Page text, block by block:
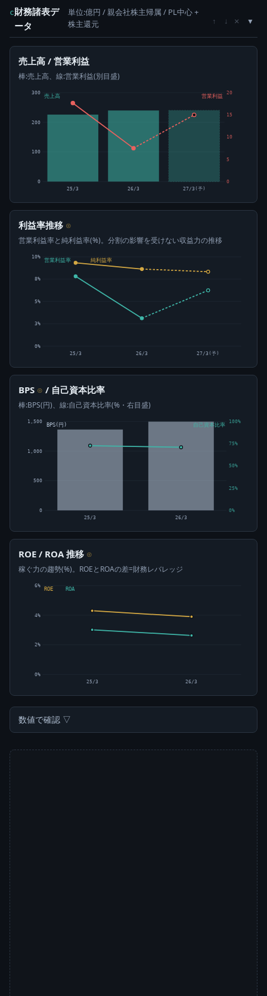
c財務諸表デ
ータ
単位:億円 / 親会社株主帰属 / PL中心 +
株主還元
↑ ↓ ×
売上高 / 営業利益
棒:売上高、線:営業利益(別目盛)
0
100
200
300
0
5
10
15
20
25/3 26/3 27/3(予)
売上高 営業利益
利益率推移 ⊙
営業利益率と純利益率(%)。分割の影響を受けない収益力の推移
0%
3%
5%
8%
10%
営業利益率 純利益率
25/3 26/3 27/3(予)
BPS ⊙ / 自己資本比率
棒:BPS(円)、線:自己資本比率(%・右目盛)
0
500
1,000
1,500
0%
25%
50%
75%
100%
25/3 26/3
BPS(円) 自己資本比率
ROE / ROA 推移 ⊙
稼ぐ力の趨勢(%)。ROEとROAの差=財務レバレッジ
0%
2%
4%
6%
ROE ROA
25/3 26/3
数値で確認 ▽